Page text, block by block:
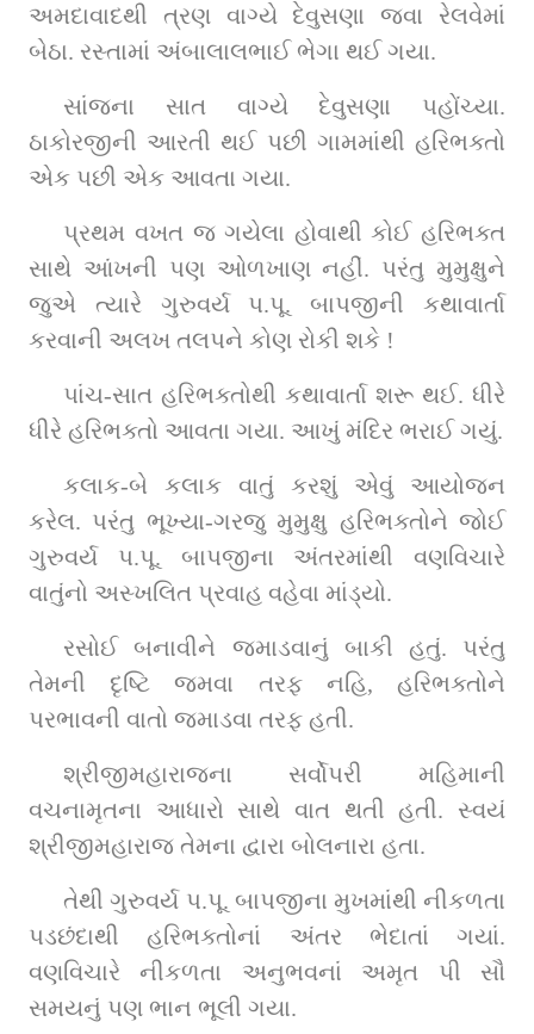
અમદાવાદથી ત્રણ વાગ્યે દેવુસણા જવા રેલવેમાં
બેઠા. રસ્તામાં અંબાલાલભાઈ ભેગા થઈ ગયા.
સાંજના સાત વાગ્યે દેવુસણા પહોંચ્યા.
ઠાકોરજીની આરતી થઈ પછી ગામમાંથી હરિભક્તો
એક પછી એક આવતા ગયા.
પ્રથમ વખત જ ગયેલા હોવાથી કોઈ હરિભક્ત
સાથે આંખની પણ ઓળખાણ નહીં. પરંતુ મુમુક્ષુને
જુએ ત્યારે ગુરુવર્ય પ.પૂ. બાપજીની કથાવાર્તા
કરવાની અલખ તલપને કોણ રોકી શકે !
પાંચ-સાત હરિભક્તોથી કથાવાર્તા શરૂ થઈ. ધીરે
ધીરે હરિભક્તો આવતા ગયા. આખું મંદિર ભરાઈ ગયું.
કલાક-બે કલાક વાતું કરશું એવું આયોજન
કરેલ. પરંતુ ભૂખ્યા-ગરજુ મુમુક્ષુ હરિભક્તોને જોઈ
ગુરુવર્ય પ.પૂ. બાપજીના અંતરમાંથી વણવિચારે
વાતુંનો અસ્ખલિત પ્રવાહ વહેવા માંડ્યો.
રસોઈ બનાવીને જમાડવાનું બાકી હતું. પરંતુ
તેમની દૃષ્ટિ જમવા તરફ નહિ, હરિભક્તોને
પરભાવની વાતો જમાડવા તરફ હતી.
શ્રીજીમહારાજના સર્વોપરી મહિમાની
વચનામૃતના આધારો સાથે વાત થતી હતી. સ્વયં
શ્રીજીમહારાજ તેમના દ્વારા બોલનારા હતા.
તેથી ગુરુવર્ય પ.પૂ. બાપજીના મુખમાંથી નીકળતા
પડછંદાથી હરિભક્તોનાં અંતર ભેદાતાં ગયાં.
વણવિચારે નીકળતા અનુભવનાં અમૃત પી સૌ
સમયનું પણ ભાન ભૂલી ગયા.